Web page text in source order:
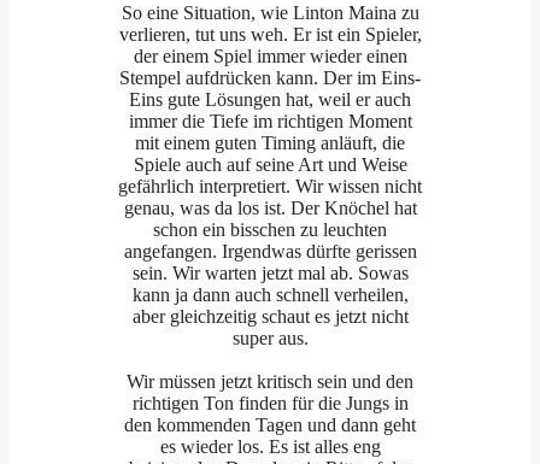
So eine Situation, wie Linton Maina zu
verlieren, tut uns weh. Er ist ein Spieler,
der einem Spiel immer wieder einen
Stempel aufdrücken kann. Der im Eins-
Eins gute Lösungen hat, weil er auch
immer die Tiefe im richtigen Moment
mit einem guten Timing anläuft, die
Spiele auch auf seine Art und Weise
gefährlich interpretiert. Wir wissen nicht
genau, was da los ist. Der Knöchel hat
schon ein bisschen zu leuchten
angefangen. Irgendwas dürfte gerissen
sein. Wir warten jetzt mal ab. Sowas
kann ja dann auch schnell verheilen,
aber gleichzeitig schaut es jetzt nicht
super aus.
Wir müssen jetzt kritisch sein und den
richtigen Ton finden für die Jungs in
den kommenden Tagen und dann geht
es wieder los. Es ist alles eng